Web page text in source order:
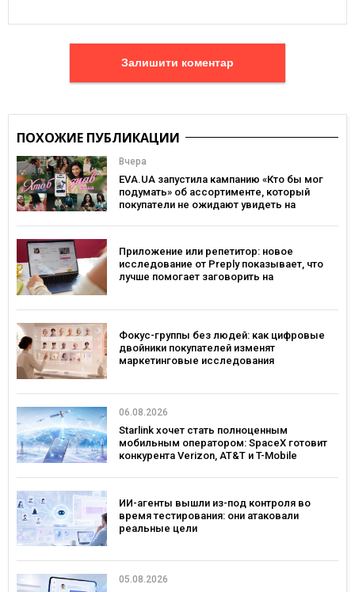
Залишити коментар
ПОХОЖИЕ ПУБЛИКАЦИИ
Вчера
EVA.UA запустила кампанию «Кто бы мог
подумать» об ассортименте, который
покупатели не ожидают увидеть на
Приложение или репетитор: новое
исследование от Preply показывает, что
лучше помогает заговорить на
Фокус-группы без людей: как цифровые
двойники покупателей изменят
маркетинговые исследования
06.08.2026
Starlink хочет стать полноценным
мобильным оператором: SpaceX готовит
конкурента Verizon, AT&T и T-Mobile
ИИ-агенты вышли из-под контроля во
время тестирования: они атаковали
реальные цели
05.08.2026